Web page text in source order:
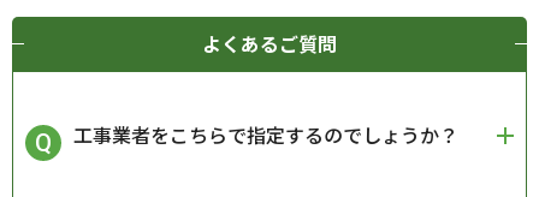
よくあるご質問
工事業者をこちらで指定するのでしょうか？